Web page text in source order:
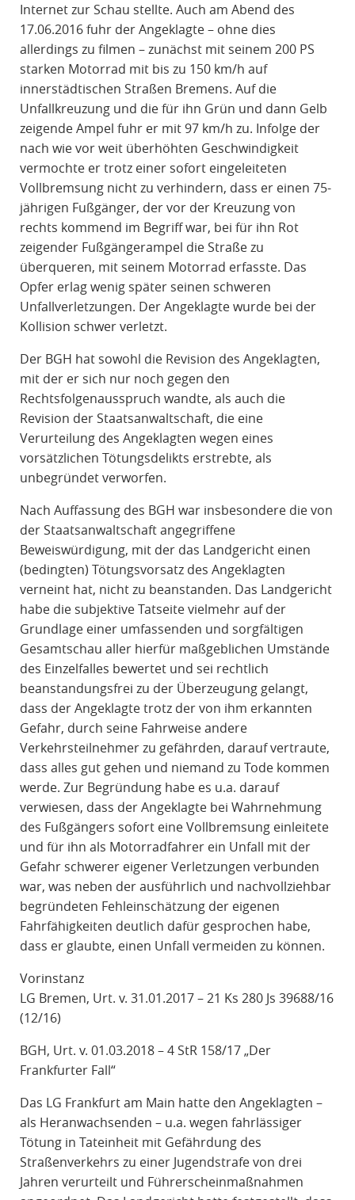
Internet zur Schau stellte. Auch am Abend des
17.06.2016 fuhr der Angeklagte – ohne dies
allerdings zu filmen – zunächst mit seinem 200 PS
starken Motorrad mit bis zu 150 km/h auf
innerstädtischen Straßen Bremens. Auf die
Unfallkreuzung und die für ihn Grün und dann Gelb
zeigende Ampel fuhr er mit 97 km/h zu. Infolge der
nach wie vor weit überhöhten Geschwindigkeit
vermochte er trotz einer sofort eingeleiteten
Vollbremsung nicht zu verhindern, dass er einen 75-
jährigen Fußgänger, der vor der Kreuzung von
rechts kommend im Begriff war, bei für ihn Rot
zeigender Fußgängerampel die Straße zu
überqueren, mit seinem Motorrad erfasste. Das
Opfer erlag wenig später seinen schweren
Unfallverletzungen. Der Angeklagte wurde bei der
Kollision schwer verletzt.
Der BGH hat sowohl die Revision des Angeklagten,
mit der er sich nur noch gegen den
Rechtsfolgenausspruch wandte, als auch die
Revision der Staatsanwaltschaft, die eine
Verurteilung des Angeklagten wegen eines
vorsätzlichen Tötungsdelikts erstrebte, als
unbegründet verworfen.
Nach Auffassung des BGH war insbesondere die von
der Staatsanwaltschaft angegriffene
Beweiswürdigung, mit der das Landgericht einen
(bedingten) Tötungsvorsatz des Angeklagten
verneint hat, nicht zu beanstanden. Das Landgericht
habe die subjektive Tatseite vielmehr auf der
Grundlage einer umfassenden und sorgfältigen
Gesamtschau aller hierfür maßgeblichen Umstände
des Einzelfalles bewertet und sei rechtlich
beanstandungsfrei zu der Überzeugung gelangt,
dass der Angeklagte trotz der von ihm erkannten
Gefahr, durch seine Fahrweise andere
Verkehrsteilnehmer zu gefährden, darauf vertraute,
dass alles gut gehen und niemand zu Tode kommen
werde. Zur Begründung habe es u.a. darauf
verwiesen, dass der Angeklagte bei Wahrnehmung
des Fußgängers sofort eine Vollbremsung einleitete
und für ihn als Motorradfahrer ein Unfall mit der
Gefahr schwerer eigener Verletzungen verbunden
war, was neben der ausführlich und nachvollziehbar
begründeten Fehleinschätzung der eigenen
Fahrfähigkeiten deutlich dafür gesprochen habe,
dass er glaubte, einen Unfall vermeiden zu können.
Vorinstanz
LG Bremen, Urt. v. 31.01.2017 – 21 Ks 280 Js 39688/16
(12/16)
BGH, Urt. v. 01.03.2018 – 4 StR 158/17 „Der
Frankfurter Fall“
Das LG Frankfurt am Main hatte den Angeklagten –
als Heranwachsenden – u.a. wegen fahrlässiger
Tötung in Tateinheit mit Gefährdung des
Straßenverkehrs zu einer Jugendstrafe von drei
Jahren verurteilt und Führerscheinmaßnahmen